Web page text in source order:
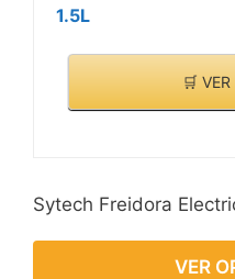
1.5L
🛒
Sytech Freidora
VER